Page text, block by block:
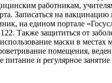
работникам,
Записаться на
на едином портале
Также защититься от
маски в местах
помещения,
питание и регулярное